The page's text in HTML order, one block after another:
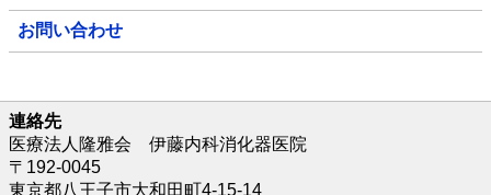
お問い合わせ
連絡先
医療法人隆雅会 伊藤内科消化器医院
〒192-0045
東京都八王子市大和田町4-15-14